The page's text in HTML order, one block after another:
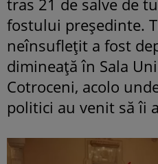
fostului președinte.
neînsuflețit a fost
dimineață în Sala
Cotroceni, acolo
politici au venit să îi